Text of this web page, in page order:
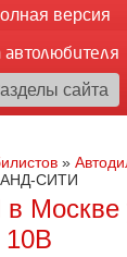
версия
»
СИТИ
Москве
10В